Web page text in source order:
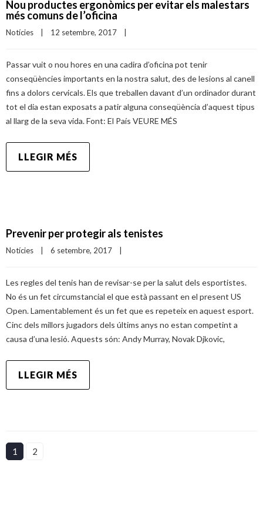
Nou productes ergonòmics per evitar els malestars
més comuns de l’oficina
Notícies 12 setembre, 2017
Passar vuit o nou hores en una cadira d’oficina pot tenir
conseqüències importants en la nostra salut, des de lesions al canell
fins a dolors cervicals. Els que treballen davant d’un ordinador durant
tot el dia estan exposats a patir alguna conseqüència d’aquest tipus
al llarg de la seva vida. Font: El País VEURE MÉS
LLEGIR MÉS
Prevenir per protegir als tenistes
Notícies 6 setembre, 2017
Les regles del tenis han de revisar-se per la salut dels esportistes.
No és un fet circumstancial el que està passant en el present US
Open. Lamentablement és un fet que es repeteix en aquest esport.
Cinc dels millors jugadors dels últims anys no estan competint a
causa d’una lesió. Aquests són: Andy Murray, Novak Djkovic,
LLEGIR MÉS
1 2